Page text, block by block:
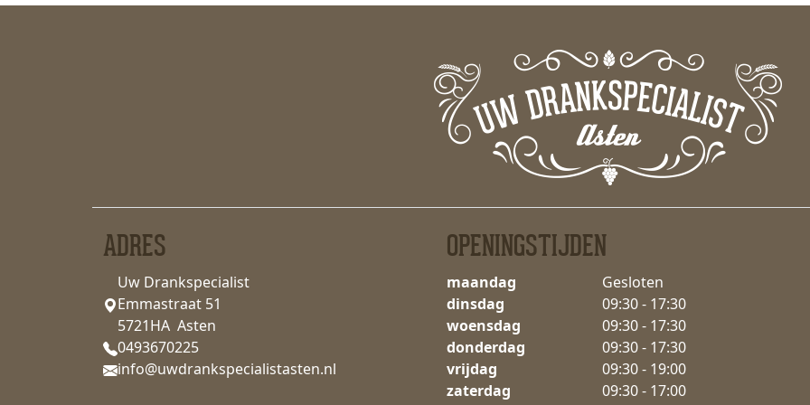
ADRES
Uw Drankspecialist
Emmastraat 51
5721HA Asten
0493670225
info@uwdrankspecialistasten.nl
OPENINGSTIJDEN
maandag
Gesloten
dinsdag
09:30 - 17:30
woensdag
09:30 - 17:30
donderdag
09:30 - 17:30
vrijdag
09:30 - 19:00
zaterdag
09:30 - 17:00